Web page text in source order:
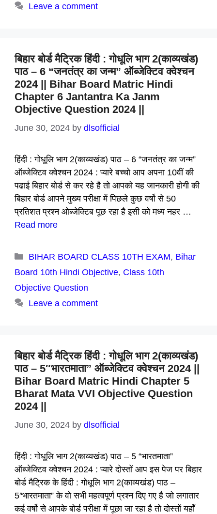
Leave a comment
बिहार बोर्ड मैट्रिक हिंदी : गोधूलि भाग 2(काव्यखंड)
पाठ – 6 “जनतंत्र का जन्म” ऑब्जेक्टिव क्वेश्चन
2024 || Bihar Board Matric Hindi
Chapter 6 Jantantra Ka Janm
Objective Question 2024 ||
June 30, 2024 by dlsofficial
हिंदी : गोधूलि भाग 2(काव्यखंड) पाठ – 6 “जनतंत्र का जन्म”
ऑब्जेक्टिव क्वेश्चन 2024 : प्यारे बच्चो आप अपना 10वीं की
पढाई बिहार बोर्ड से कर रहे है तो आपको यह जानकारी होगी की
बिहार बोर्ड आपने मुख्य परीक्षा में पिछले कुछ वर्षो से 50
प्रतिशत प्रश्न ओब्जेक्टिब पूछ रहा है इसी को मध्य नहर …
Read more
Categories
BIHAR BOARD CLASS 10TH EXAM, Bihar
Board 10th Hindi Objective, Class 10th
Objective Question
Leave a comment
बिहार बोर्ड मैट्रिक हिंदी : गोधूलि भाग 2(काव्यखंड)
पाठ – 5″भारतमाता” ऑब्जेक्टिव क्वेश्चन 2024 ||
Bihar Board Matric Hindi Chapter 5
Bharat Mata VVI Objective Question
2024 ||
June 30, 2024 by dlsofficial
हिंदी : गोधूलि भाग 2(काव्यखंड) पाठ – 5 “भारतमाता”
ऑब्जेक्टिव क्वेश्चन 2024 : प्यारे दोस्तों आप इस पेज पर बिहार
बोर्ड मैट्रिक के हिंदी : गोधूलि भाग 2(काव्यखंड) पाठ –
5″भारतमाता” के वो सभी महत्वपूर्ण प्रश्न दिए गए है जो लगातार
कई वर्षो से आपके बोर्ड परीक्षा में पूछा जा रहा है तो दोस्तों यहाँ